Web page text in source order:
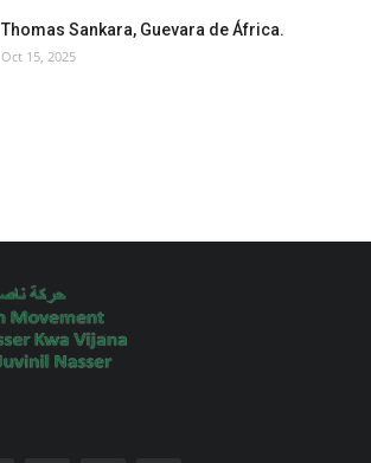
Thomas Sankara, Guevara de África.
Oct 15, 2025